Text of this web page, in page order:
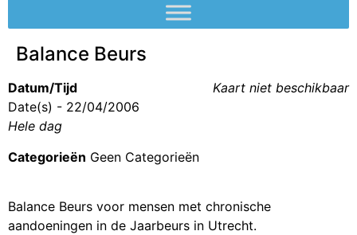
Balance Beurs
Kaart niet beschikbaar
Datum/Tijd
Date(s) - 22/04/2006
Hele dag
Categorieën Geen Categorieën
Balance Beurs voor mensen met chronische
aandoeningen in de Jaarbeurs in Utrecht.